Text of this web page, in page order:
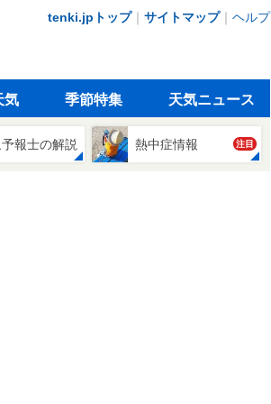
tenki.jpトップ｜ サイトマップ｜ ヘルプ
気 季節特集 天気ニュース
報士の解説 熱中症情報 注目